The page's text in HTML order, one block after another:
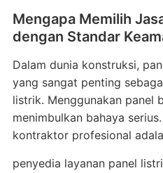
Mengapa Memilih
dengan Standar
Dalam dunia konstruksi,
yang sangat penting
listrik. Menggunakan panel
menimbulkan bahaya
kontraktor profesional
penyedia layanan panel